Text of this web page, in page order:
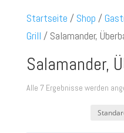
Startseite / Shop /
Grill / Salamander,
Salamander,
Alle 7 Ergebnisse werden